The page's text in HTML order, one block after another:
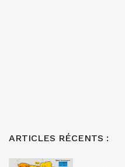
ARTICLES RÉCENTS :